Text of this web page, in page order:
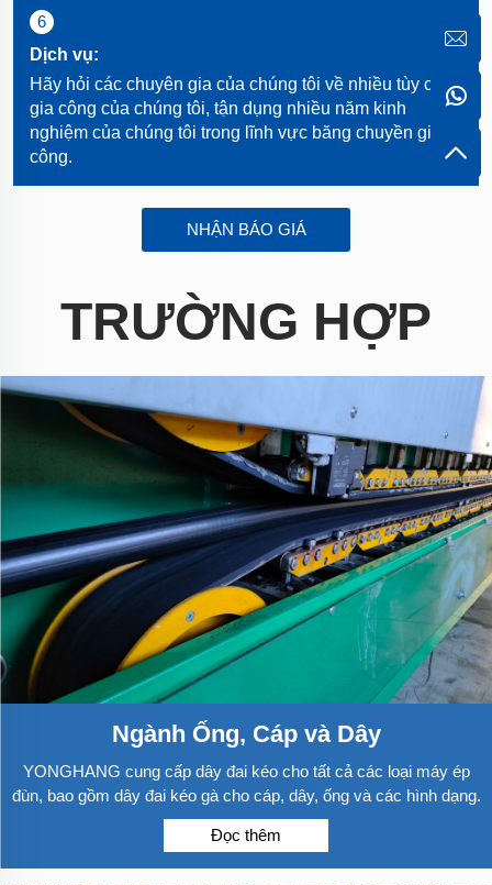
6
Dịch vụ:
Hãy hỏi các chuyên gia của chúng tôi về nhiều tùy chọn
gia công của chúng tôi, tận dụng nhiều năm kinh
nghiệm của chúng tôi trong lĩnh vực băng chuyền gia
công.
NHẬN BÁO GIÁ
TRƯỜNG HỢP
Ngành Ống, Cáp và Dây
YONGHANG cung cấp dây đai kéo cho tất cả các loại máy ép
đùn, bao gồm dây đai kéo gà cho cáp, dây, ống và các hình dạng.
Đọc thêm